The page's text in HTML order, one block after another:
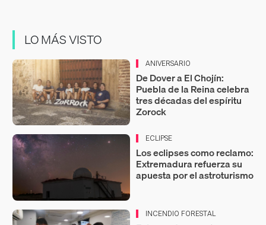
LO MÁS VISTO
ANIVERSARIO
De Dover a El Chojín:
Puebla de la Reina celebra
tres décadas del espíritu
Zorock
ECLIPSE
Los eclipses como reclamo:
Extremadura refuerza su
apuesta por el astroturismo
INCENDIO FORESTAL